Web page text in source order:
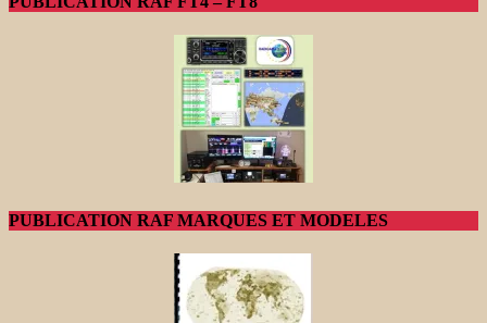
PUBLICATION RAF MARQUES ET MODELES